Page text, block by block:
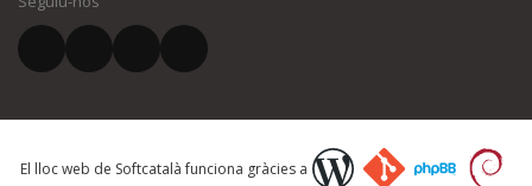
El vostre correu electrònic *
Què proposeu?
El lloc web de Softcatalà funciona gràcies a